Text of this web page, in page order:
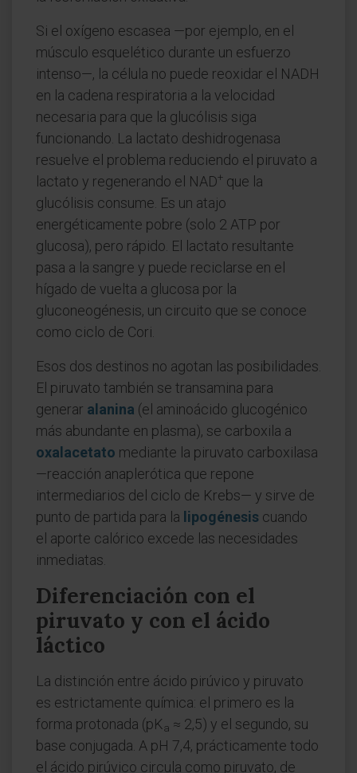
Si el oxígeno escasea —por ejemplo, en el
músculo esquelético durante un esfuerzo
intenso—, la célula no puede reoxidar el NADH
en la cadena respiratoria a la velocidad
necesaria para que la glucólisis siga
funcionando. La lactato deshidrogenasa
resuelve el problema reduciendo el piruvato a
lactato y regenerando el NAD+ que la
glucólisis consume. Es un atajo
energéticamente pobre (solo 2 ATP por
glucosa), pero rápido. El lactato resultante
pasa a la sangre y puede reciclarse en el
hígado de vuelta a glucosa por la
gluconeogénesis, un circuito que se conoce
como ciclo de Cori.
Esos dos destinos no agotan las posibilidades.
El piruvato también se transamina para
generar alanina (el aminoácido glucogénico
más abundante en plasma), se carboxila a
oxalacetato mediante la piruvato carboxilasa
—reacción anaplerótica que repone
intermediarios del ciclo de Krebs— y sirve de
punto de partida para la lipogénesis cuando
el aporte calórico excede las necesidades
inmediatas.
Diferenciación con el
piruvato y con el ácido
láctico
La distinción entre ácido pirúvico y piruvato
es estrictamente química: el primero es la
forma protonada (pKa ≈ 2,5) y el segundo, su
base conjugada. A pH 7,4, prácticamente todo
el ácido pirúvico circula como piruvato, de